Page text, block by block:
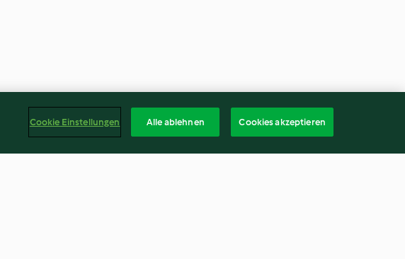
Cookie Einstellungen Alle ablehnen Cookies akzeptieren